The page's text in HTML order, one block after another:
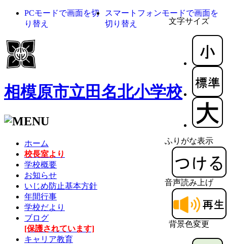
文字サイズ
ふりがな表示
音声読み上げ
背景色変更
PCモードで画面を切
り替え
スマートフォンモードで画面を
切り替え
相模原市立田名北小学校
ホーム
校長室より
学校概要
お知らせ
いじめ防止基本方針
年間行事
学校だより
ブログ
[保護されています]
キャリア教育